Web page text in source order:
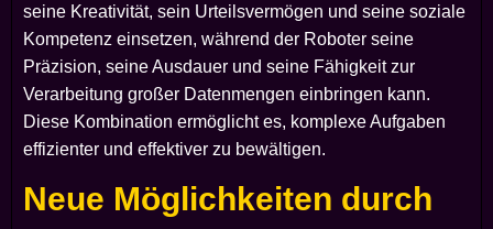
seine Kreativität, sein Urteilsvermögen und seine soziale
Kompetenz einsetzen, während der Roboter seine
Präzision, seine Ausdauer und seine Fähigkeit zur
Verarbeitung großer Datenmengen einbringen kann.
Diese Kombination ermöglicht es, komplexe Aufgaben
effizienter und effektiver zu bewältigen.
Neue Möglichkeiten durch